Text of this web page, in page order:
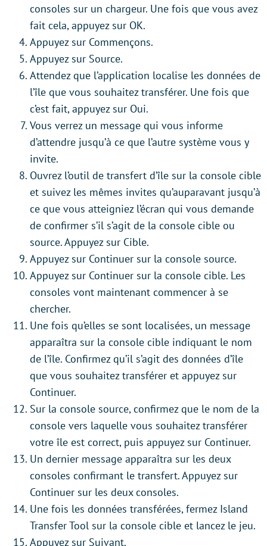
consoles sur un chargeur. Une fois que vous avez
fait cela, appuyez sur OK.
Appuyez sur Commençons.
Appuyez sur Source.
Attendez que l’application localise les données de
l’île que vous souhaitez transférer. Une fois que
c’est fait, appuyez sur Oui.
Vous verrez un message qui vous informe
d’attendre jusqu’à ce que l’autre système vous y
invite.
Ouvrez l’outil de transfert d’île sur la console cible
et suivez les mêmes invites qu’auparavant jusqu’à
ce que vous atteigniez l’écran qui vous demande
de confirmer s’il s’agit de la console cible ou
source. Appuyez sur Cible.
Appuyez sur Continuer sur la console source.
Appuyez sur Continuer sur la console cible. Les
consoles vont maintenant commencer à se
chercher.
Une fois qu’elles se sont localisées, un message
apparaîtra sur la console cible indiquant le nom
de l’île. Confirmez qu’il s’agit des données d’île
que vous souhaitez transférer et appuyez sur
Continuer.
Sur la console source, confirmez que le nom de la
console vers laquelle vous souhaitez transférer
votre île est correct, puis appuyez sur Continuer.
Un dernier message apparaîtra sur les deux
consoles confirmant le transfert. Appuyez sur
Continuer sur les deux consoles.
Une fois les données transférées, fermez Island
Transfer Tool sur la console cible et lancez le jeu.
Appuyez sur Suivant.